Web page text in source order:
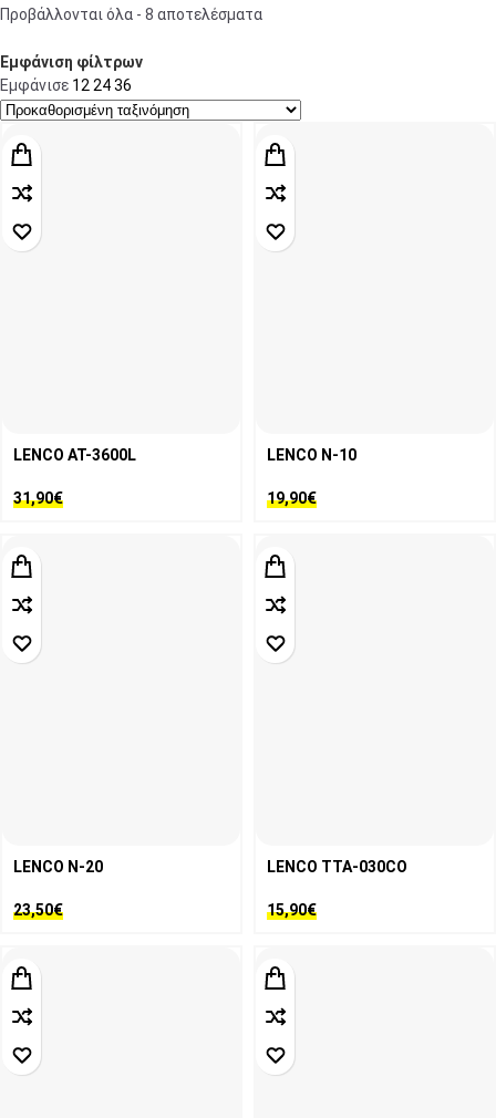
Προβάλλονται όλα - 8 αποτελέσματα
Εμφάνιση φίλτρων
Εμφάνισε 12 2436
LENCO AT-3600L
31,90€
LENCO N-10
19,90€
LENCO N-20
23,50€
LENCO TTA-030CO
15,90€